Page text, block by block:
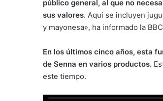
público general, al que no
sus valores. Aquí se incluyen
y mayonesa», ha informado la
En los últimos cinco años, esta
de Senna en varios productos.
este tiempo.